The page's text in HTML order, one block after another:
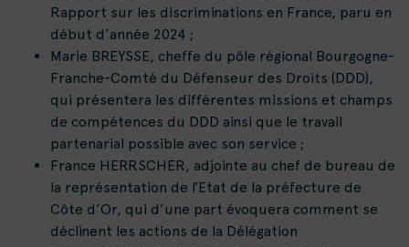
Rapport sur les discriminations en France, paru en
début d’année 2024 ;
Marie BREYSSE, cheffe du pôle régional Bourgogne-
Franche-Comté du Défenseur des Droits (DDD),
qui présentera les différentes missions et champs
de compétences du DDD ainsi que le travail
partenarial possible avec son service ;
France HERRSCHER, adjointe au chef de bureau de
la représentation de l’Etat de la préfecture de
Côte d’Or, qui d’une part évoquera comment se
déclinent les actions de la Délégation